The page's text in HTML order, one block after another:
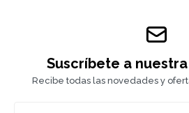
Suscríbete a
Recibe todas las novedades y